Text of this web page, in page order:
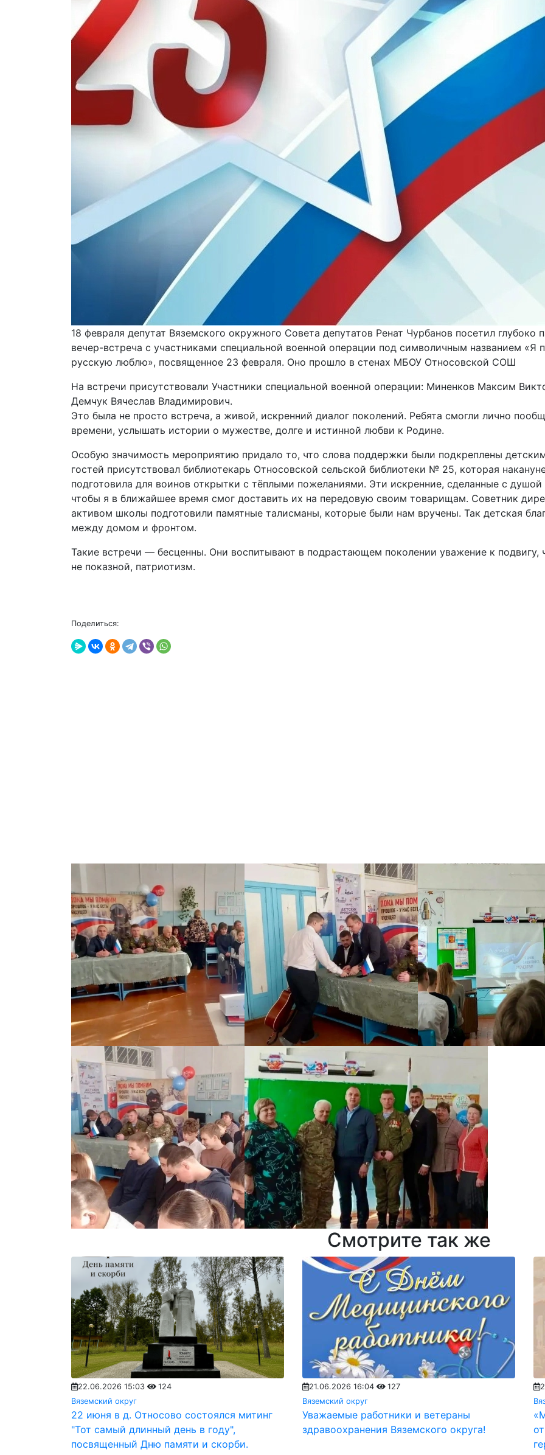
18 февраля депутат Вяземского окружного Совета депутатов Ренат Чурбанов посетил
вечер-встреча с участниками специальной военной операции под символичным названием «Я
русскую люблю», посвященное 23 февраля. Оно прошло в стенах МБОУ Относовской СОШ
На встречи присутствовали Участники специальной военной операции: Миненков Максим
Демчук Вячеслав Владимирович.
Это была не просто встреча, а живой, искренний диалог поколений. Ребята смогли лично
времени, услышать истории о мужестве, долге и истинной любви к Родине.
Особую значимость мероприятию придало то, что слова поддержки были подкреплены
гостей присутствовал библиотекарь Относовской сельской библиотеки № 25, которая
подготовила для воинов открытки с тёплыми пожеланиями. Эти искренние, сделанные с
чтобы я в ближайшее время смог доставить их на передовую своим товарищам. Советник
активом школы подготовили памятные талисманы, которые были нам вручены. Так детская
между домом и фронтом.
Такие встречи — бесценны. Они воспитывают в подрастающем поколении уважение к подвигу,
не показной, патриотизм.
Поделиться:
Смотрите так же
22.06.2026 15:03
124
Вяземский округ
22 июня в д. Относово состоялся митинг
"Тот самый длинный день в году",
посвященный Дню памяти и скорби.
21.06.2026 16:04
127
Вяземский округ
Уважаемые работники и ветераны
здравоохранения Вяземского округа!